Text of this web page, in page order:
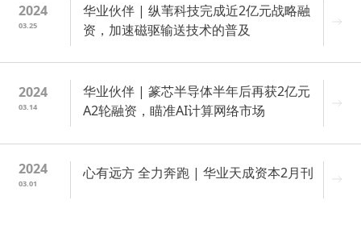
2024
03.25
华业伙伴 | 纵苇科技完成近2亿元战略融
资，加速磁驱输送技术的普及
2024
03.14
华业伙伴 | 篆芯半导体半年后再获2亿元
A2轮融资，瞄准AI计算网络市场
2024
03.01
心有远方 全力奔跑 | 华业天成资本2月刊